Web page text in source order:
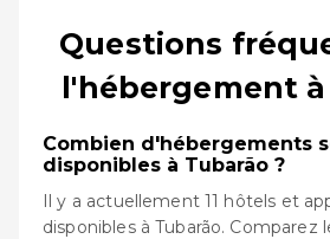
Questions
l'hébergement
Combien d'hébergements
disponibles à Tubarão ?
Il y a actuellement 11 hôtels et
disponibles à Tubarão. Comparez